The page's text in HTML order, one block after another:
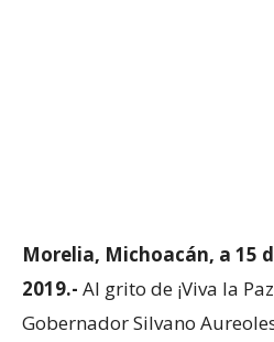
Morelia, Michoacán, a 15
2019.- Al grito de ¡Viva la
Gobernador Silvano